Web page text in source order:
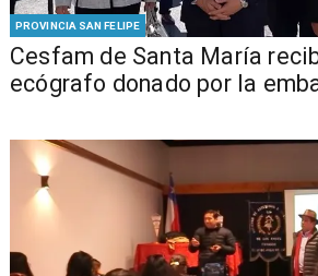
PROVINCIA SAN FELIPE
Cesfam de Santa María
ecógrafo donado por la